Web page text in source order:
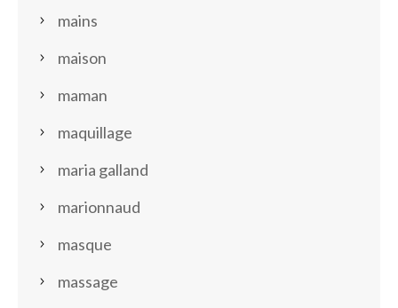
mains
maison
maman
maquillage
maria galland
marionnaud
masque
massage